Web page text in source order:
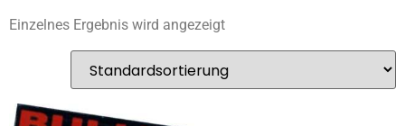
Einzelnes Ergebnis wird angezeigt